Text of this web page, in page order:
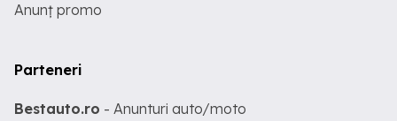
Anunț promo
Parteneri
Bestauto.ro - Anunturi auto/moto